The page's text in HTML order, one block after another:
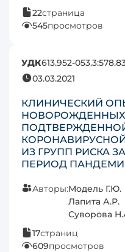
22страница
545просмотров
УДК613.952-
03.03.2021
КЛИНИЧЕСКИЙ
НОВОРОЖДЕННЫХ
ИЗ ГРУПП РИСКА
ПЕРИОД
Авторы:Модель Г.Ю.
Лапита А.Р.
Суворова
17страниц
609просмотров